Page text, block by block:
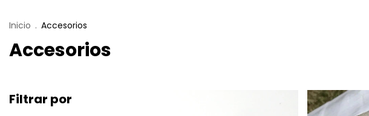
Inicio . Accesorios
Accesorios
Filtrar por